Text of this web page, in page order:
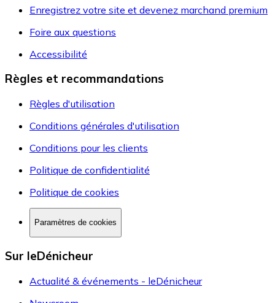
Enregistrez votre site et devenez marchand premium
Foire aux questions
Accessibilité
Règles et recommandations
Règles d'utilisation
Conditions générales d'utilisation
Conditions pour les clients
Politique de confidentialité
Politique de cookies
Paramètres de cookies
Sur leDénicheur
Actualité & événements - leDénicheur